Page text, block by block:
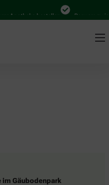
Apotheke bestellen Bequem
Gäubodenpark